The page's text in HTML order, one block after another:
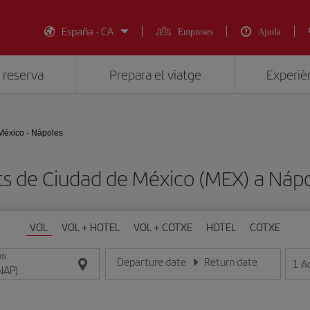
España - CA
Empreses Ajuda
Prepara el viatge
- Nápoles
de Ciudad de México (MEX) a
VOL VOL + HOTEL VOL + COTXE HOTEL COTXE
Departure date
Introduce la fecha en format dia/mes/any
Return date
Introduce la fecha en format
1